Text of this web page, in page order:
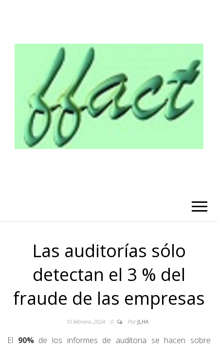
Las auditorías sólo
detectan el 3 % del
fraude de las empresas
10 febrero, 2024 0 Por JLHA
El 90%de los informes de auditoria se hacen sobre